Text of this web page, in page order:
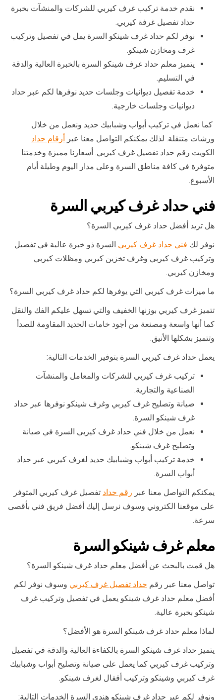
نقدم خدمة تركيب غرف كيربي للشركات والمنشآت بخبرة
حداد تفصيل غرفة كيربي.
نوفر لكم حداد غرف شينكو السرة يمل في تفصيل وتركيب
غرف ومخازن شينكو.
يتميز معلم حداد غرف شينكو السرة بالخبرة العالية والدقة
في التسليم.
خدمة تفصيل ديوانيات وجلسات حديد نوفرها لكم عبر حداد
ديوانيات وجلسات خارجية.
كما نعمل في تركيب أبواب وشبابيك حديد ونعمل من خلال
ورشات متنقلة. لذلك يمكنكم التواصل معنا عبر
أرقام حداد
الكويت رقم حداد تفصيل غرف كيربي. أسعارنا مميزة وخدمتنا
متوفرة في كافة مناطق السرة وعلى مدار اليوم وطيلة أيام
الأسبوع.
فني حداد غرف كيربي السرة
هل تريد أفضل حداد غرف كيربي السرة؟
نوفر لك فني حداد غرف كيربي السرة ذو خبرة عالية في تفصيل
وتركيب غرف كيربي وغرف تخزين كيربي ومظلات كيربي
ومخازن كيربي.
ما ميزات غرف كيربي التي يوفرها لكم حداد غرف كيربي السرة؟
تتميز غرف كيربي بوزنها الخفيف والتي تسهل عليكم الفك والنقل
كما أنها واسعة ومصنعة من أجود خامات الحديد المقاومة للصدأ
وتتميز بشكلها الأنيق.
يعمل حداد غرف كيربي السرة بتوفير الخدمات التالية:
تركيب غرف كيربي للشركات والمعامل والمنشآت
الصناعية والتجارية.
صيانة وتصليح غرف كيربي وغرف شينكو نوفرها عبر حداد
غرف شينكو السرة.
نعمل من خلال فني حداد غرف كيربي السرة في صيانة
وتصليح غرف شينكو.
خدمة تركيب أبواب وشبابيك حديد لغرف كيربي عبر حداد
أبواب السرة.
يمكنكم التواصل معنا عبر رقم حداد تفصيل غرف كيربي المتوفر
على موقعنا الكتروني وسوف نرسل إليك أفضل فريق فني بأقصى
سرعة.
معلم غرف شينكو السرة
هل قمت بالبحث عن أفضل معلم حداد غرف شينكو السرة؟
تواصل معنا عبر رقم حداد تفصيل غرف كيربي وسوف نوفر لكم
أفضل معلم حداد غرف شينكو يعمل في تفصيل وتركيب غرف
شينكو بخبرة عالية.
لماذا معلم حداد غرف شينكو السرة هو الأفضل؟
يتميز حداد غرف شينكو السرة بالكفاءة العالية والدقة في تفصيل
وتركيب غرف كيربي كما يعمل على صيانة وتصليح أبواب وشبابيك
غرف كيربي وشينكو وتركيب أقفال لغرف شينكو.
ونوفر لكم عبر حداد غرف شينكو هندي السرة الخدمات التالية: